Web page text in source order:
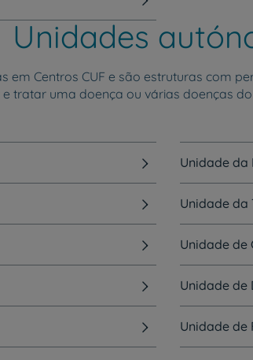
Unidades
Centros CUF e são estruturas com
tratar uma doença ou várias doenças
Unidade da
Unidade da
Unidade de
Unidade de
Unidade de